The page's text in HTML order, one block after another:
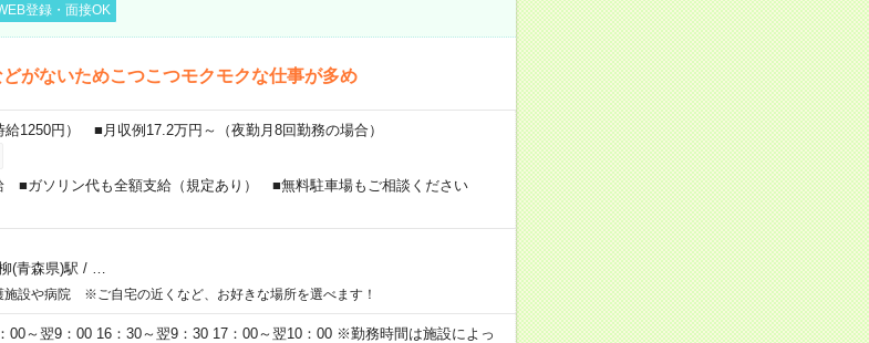
登録・面接OK
がないためこつこつモクモクな仕事が多め
給1250円） ■月収例17.2万円～（夜勤月8回勤務の場合）
■ガソリン代も全額支給（規定あり） ■無料駐車場もご相談ください
(青森県)駅 /
施設や病院 ※ご自宅の近くなど、お好きな場所を選べます！
00～翌9：00 16：30～翌9：30 17：00～翌10：00 ※勤務時間は施設によっ